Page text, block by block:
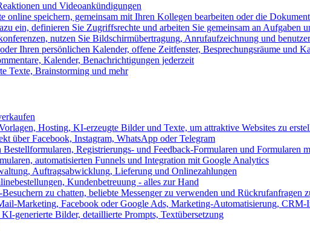
und Videoankündigungen
online speichern, gemeinsam mit Ihren Kollegen bearbeiten oder die
ein, definieren Sie Zugriffsrechte und arbeiten Sie gemeinsam an Aufgaben
nutzen Sie Bildschirmübertragung, Anrufaufzeichnung und
Ihren persönlichen Kalender, offene Zeitfenster, Besprechungsräume und
Kalender, Benachrichtigungen jederzeit
Texte, Brainstorming und mehr
Hosting, KI-erzeugte Bilder und Texte, um attraktive Websites zu
über Facebook, Instagram, WhatsApp oder Telegram
Registrierungs- und Feedback-Formularen und Formularen
automatisierten Funnels und Integration mit Google Analytics
Auftragsabwicklung, Lieferung und Onlinezahlungen
Kundenbetreuung - alles zur Hand
zu chatten, beliebte Messenger zu verwenden und Rückrufanfragen
Marketing, Facebook oder Google Ads, Marketing-Automatisierung, CRM-
generierte Bilder, detaillierte Prompts, Textübersetzung